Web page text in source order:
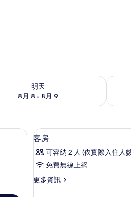
明天
8月 8 - 8月 9
月 8 - 8月 9) 的供應情況 查看
費盥洗用品、吹風機、毛巾
顯
示
客
的
5
客房
可容納 2 人 (依實際入住人
免費無線上網
更多資訊
更